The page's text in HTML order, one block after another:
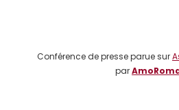
Conférence de presse parue sur
par